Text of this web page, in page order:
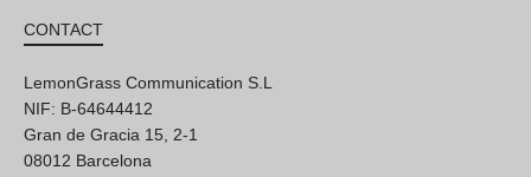
CONTACT
LemonGrass Communication S.L
NIF: B-64644412
Gran de Gracia 15, 2-1
08012 Barcelona